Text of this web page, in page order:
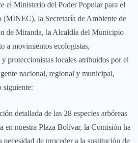
el Ministerio del Poder Popular para el
(MINEC), la Secretaría de Ambiente de
de Miranda, la Alcaldía del Municipio
a movimientos ecologistas,
y proteccionistas locales atribuidos por el
nacional, regional y municipal,
siguiente:
detallada de las 28 especies arbóreas
en nuestra Plaza Bolívar, la Comisión ha
necesidad de proceder a la sustitución de